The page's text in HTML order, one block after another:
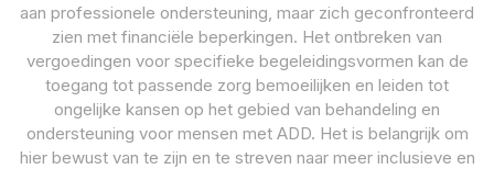
aan professionele ondersteuning, maar zich geconfronteerd
zien met financiële beperkingen. Het ontbreken van
vergoedingen voor specifieke begeleidingsvormen kan de
toegang tot passende zorg bemoeilijken en leiden tot
ongelijke kansen op het gebied van behandeling en
ondersteuning voor mensen met ADD. Het is belangrijk om
hier bewust van te zijn en te streven naar meer inclusieve en